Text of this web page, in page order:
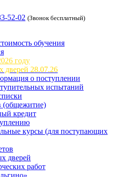
52-02 (Звонок бесплатный)
обучения
году
дверей 28.07.26
о поступлении
испытаний
(общежитие)
кредит
курсы (для поступающих
дверей
работ